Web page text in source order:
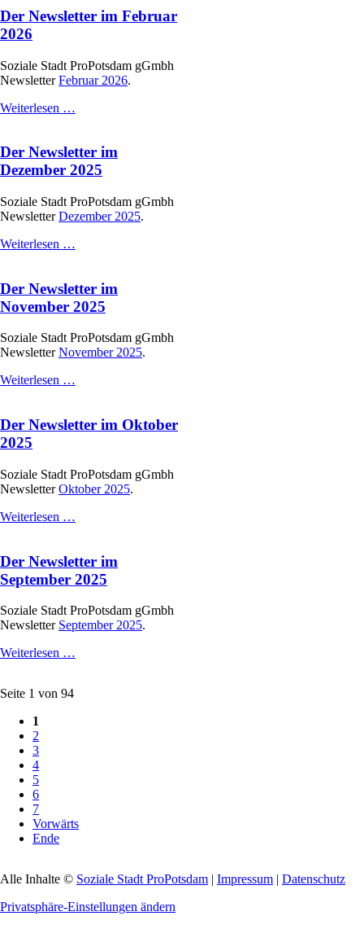
März
Der Newsletter im Februar
2026
Soziale Stadt ProPotsdam gGmbh
NewsletterFebruar 2026.
Weiterlesen …
Februar
2026
Der Newsletter im
Dezember 2025
Soziale Stadt ProPotsdam gGmbh
NewsletterDezember 2025.
Weiterlesen …
Dezember
2025
Der Newsletter im
November 2025
Soziale Stadt ProPotsdam gGmbh
NewsletterNovember 2025.
Weiterlesen …
November
Der Newsletter im Oktober
2025
Soziale Stadt ProPotsdam gGmbh
NewsletterOktober 2025.
Weiterlesen …
Oktober
2025
Der Newsletter im
September 2025
Soziale Stadt ProPotsdam gGmbh
Newsletter September 2025.
Weiterlesen …
Seite 1 von 94
1
2
3
4
5
6
7
Vorwärts
Ende
Alle Inhalte © Soziale Stadt ProPotsdam | Impressum | Datenschutz
Privatsphäre-Einstellungen ändern